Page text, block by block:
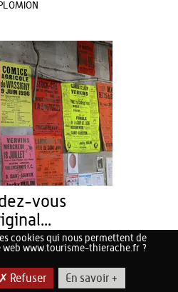
PLOMION
vous
08/2026
VERVINS
cookies qui nous permettent de
web www.tourisme-thierache.fr ?
✗ Refuser En savoir +